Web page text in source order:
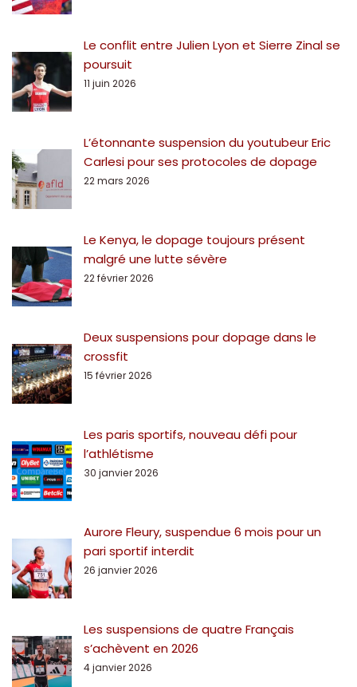
Le conflit entre Julien Lyon et Sierre Zinal se
poursuit
11 juin 2026
L’étonnante suspension du youtubeur Eric
Carlesi pour ses protocoles de dopage
22 mars 2026
Le Kenya, le dopage toujours présent
malgré une lutte sévère
22 février 2026
Deux suspensions pour dopage dans le
crossfit
15 février 2026
Les paris sportifs, nouveau défi pour
l’athlétisme
30 janvier 2026
Aurore Fleury, suspendue 6 mois pour un
pari sportif interdit
26 janvier 2026
Les suspensions de quatre Français
s’achèvent en 2026
4 janvier 2026